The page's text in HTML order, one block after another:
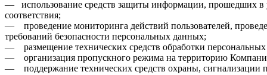
— использование средств защиты информации, прошедших в
соответствия;
— проведение мониторинга действий пользователей,
требований безопасности персональных данных;
— размещение технических средств обработки
— организация пропускного режима на территорию
— поддержание технических средств охраны, сигнализации